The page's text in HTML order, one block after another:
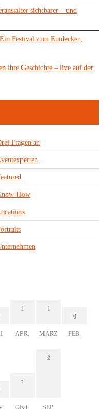
sichtbarer – und
Festival zum Entdecken,
ihre Geschichte – live auf der
Fragen an
How
1
APR.
1
MÄRZ
0
FEB.
1
OKT.
2
SEP.